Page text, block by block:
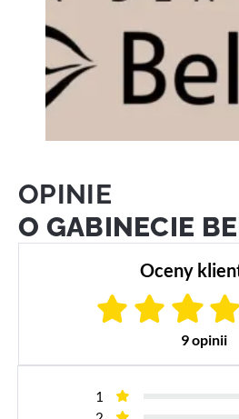
OPINIE
O GABINECIE
Oceny
9 opinii
1